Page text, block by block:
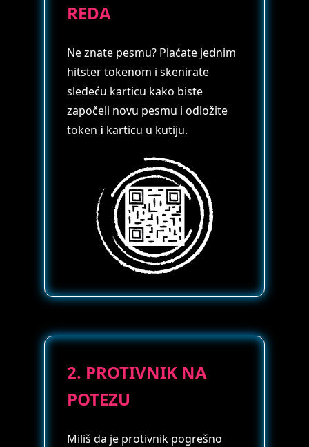
REDA
Ne znate pesmu? Plaćate jednim
hitster tokenom i skenirate
sledeću karticu kako biste
započeli novu pesmu i odložite
token i karticu u kutiju.
2. PROTIVNIK NA
POTEZU
Miliš da je protivnik pogrešno